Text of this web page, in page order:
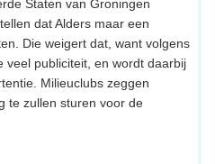
Staten van Groningen
dat Alders maar een
Die weigert dat, want volgens
veel publiciteit, en wordt daarbij
Milieuclubs zeggen
te zullen sturen voor de